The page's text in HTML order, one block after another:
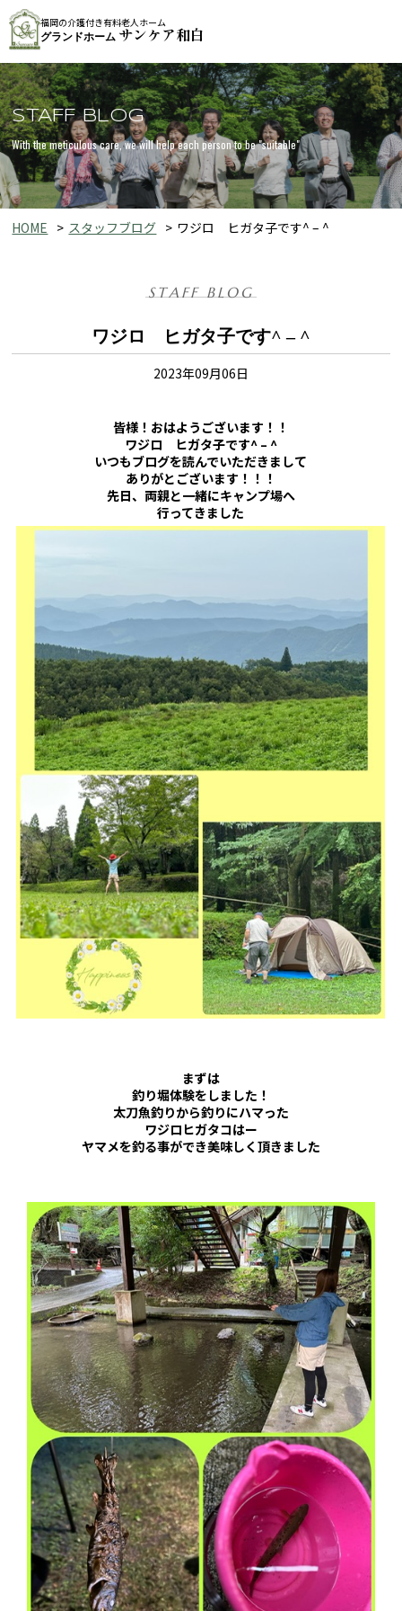
福岡の介護付き有料老人ホーム
グランドホーム サンケア和白
STAFF BLOG
With the meticulous care, we will help each person to be "suitable"
HOME スタッフブログ ワジロ ヒガタ子です^ – ^
STAFF BLOG
ワジロ ヒガタ子です^ – ^
2023年09月06日
皆様！おはようございます！！
ワジロ ヒガタ子です^ – ^
いつもブログを読んでいただきまして
ありがとございます！！！
先日、両親と一緒にキャンプ場へ
行ってきました
まずは
釣り堀体験をしました！
太刀魚釣りから釣りにハマった
ワジロヒガタコはー
ヤマメを釣る事ができ美味しく頂きました